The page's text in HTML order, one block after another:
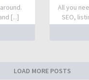
[...]
All you
SEO,
LOAD MORE POSTS